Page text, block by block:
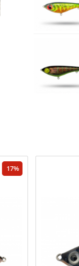
17